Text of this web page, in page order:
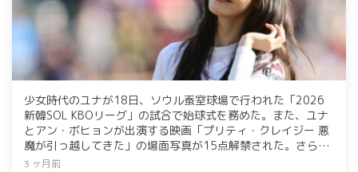
少女時代のユナが18日、ソウル蚕室球場で行われた「2026
新韓SOL KBOリーグ」の試合で始球式を務めた。また、ユナ
とアン・ボヒョンが出演する映画「プリティ・クレイジー 悪
魔が引っ越してきた」の場面写真が15点解禁された。さら
に、ユナから2PMのジュノまで豪華スターが登場する新ドキ
3 ヶ月前